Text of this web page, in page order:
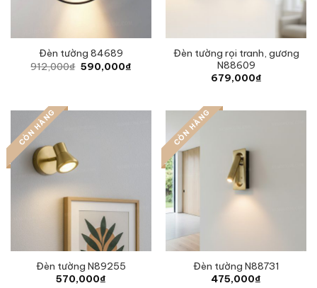
Đèn tường 84689
912,000₫ Original
price
590,000₫Current
Đèn tường rọi tranh, gương
N88609
679,000₫
CÒN HÀNG
Đèn tường N89255
570,000₫
CÒN HÀNG
Đèn tường N88731
475,000₫